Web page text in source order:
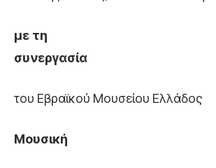
με τη
συνεργασία
του Εβραϊκού Μουσείου Ελλάδος
Μουσική